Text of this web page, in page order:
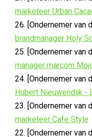
marketeer Urban
26. [Ondernemer van
brandmanager Holy
25. [Ondernemer van
manager marcom
24. [Ondernemer van
Hubert Nieuwendijk -
23. [Ondernemer van
marketeer Cafe Style
22. [Ondernemer van